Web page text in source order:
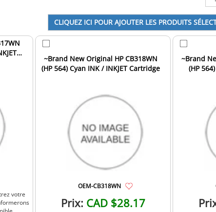
votre
~Brand New Original HP CB318WN
(HP 564) Cyan INK / INKJET Cartridge
OEM-CB318WN
Prix: CAD $28.17
~Brand
(HP